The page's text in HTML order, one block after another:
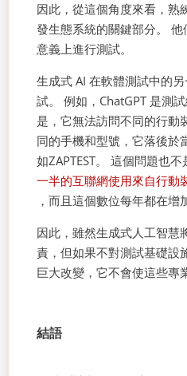
因此，從這個角度來看，熟
發生態系統的關鍵部分。
意義上進行測試。
生成式 AI 在軟體測試中的
試。 例如，ChatGPT 是測
是，它無法訪問不同的行動
同的手機和型號，它落後於
如ZAPTEST。 這個問題也
一半的互聯網使用來自行動
，而且這個數位每年都在增
因此，雖然生成式人工智慧
責，但如果不對測試基礎設
巨大改變，它不會使這些專
結語